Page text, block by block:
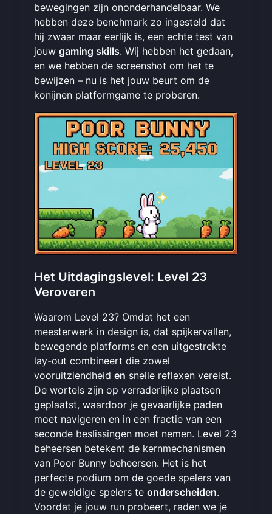
bewegingen zijn ononderhandelbaar. We
hebben deze benchmark zo ingesteld dat
hij zwaar maar eerlijk is, een echte test van
jouw gaming skills. Wij hebben het gedaan,
en we hebben de screenshot om het te
bewijzen – nu is het jouw beurt om de
konijnen platformgame te proberen.
Het Uitdagingslevel: Level 23
Veroveren
Waarom Level 23? Omdat het een
meesterwerk in design is, dat spijkervallen,
bewegende platforms en een uitgestrekte
lay-out combineert die zowel
vooruitziendheid en snelle reflexen vereist.
De wortels zijn op verraderlijke plaatsen
geplaatst, waardoor je gevaarlijke paden
moet navigeren en in een fractie van een
seconde beslissingen moet nemen. Level 23
beheersen betekent de kernmechanismen
van Poor Bunny beheersen. Het is het
perfecte podium om de goede spelers van
de geweldige spelers te onderscheiden.
Voordat je jouw run probeert, raden we je